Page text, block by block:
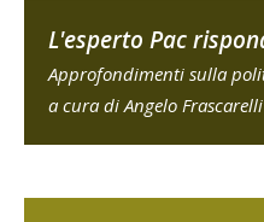
L'esperto Pac
Approfondimenti sulla
a cura di Angelo Frascarelli